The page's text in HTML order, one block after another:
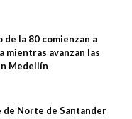
la 80 comienzan a
mientras avanzan las
Medellín
de Norte de Santander